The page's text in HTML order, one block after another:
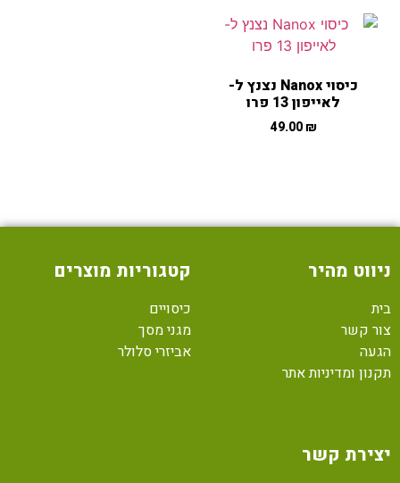
כיסוי Nanox נצנץ ל-
לאייפון 13 פרו
49.00₪
ניווט מהיר
בית
צור קשר
הגעה
תקנון ומדיניות אתר
קטגוריות מוצרים
כיסויים
מגני מסך
אביזרי סלולר
יצירת קשר